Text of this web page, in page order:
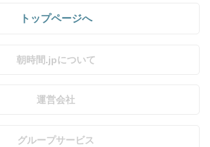
トップページへ
朝時間.jpについて
運営会社
グループサービス